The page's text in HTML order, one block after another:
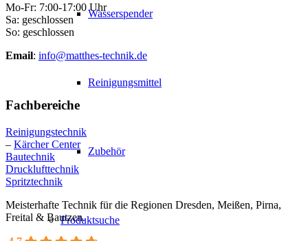
Wasserspender
Reinigungsmittel
Zubehör
Produktsuche
Mo-Fr: 7:00-17:00 Uhr
Sa: geschlossen
So: geschlossen
Email: info@matthes-technik.de
Fachbereiche
Reinigungstechnik
– Kärcher Center
Bautechnik
Drucklufttechnik
Spritztechnik
Meisterhafte Technik für die Regionen Dresden, Meißen, Pirna,
Freital & Bautzen.